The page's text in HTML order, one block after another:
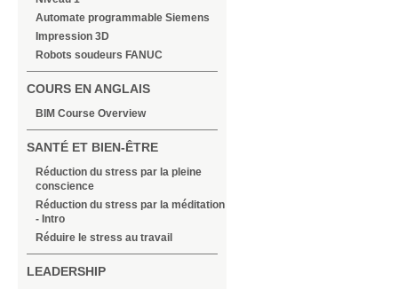
Automate programmable Siemens
Impression 3D
Robots soudeurs FANUC
COURS EN ANGLAIS
BIM Course Overview
SANTÉ ET BIEN-ÊTRE
Réduction du stress par la pleine
conscience
Réduction du stress par la méditation
- Intro
Réduire le stress au travail
LEADERSHIP